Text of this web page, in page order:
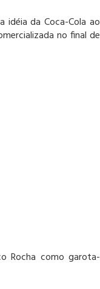
da Coca-Cola ao
no final de
Rocha como garota-